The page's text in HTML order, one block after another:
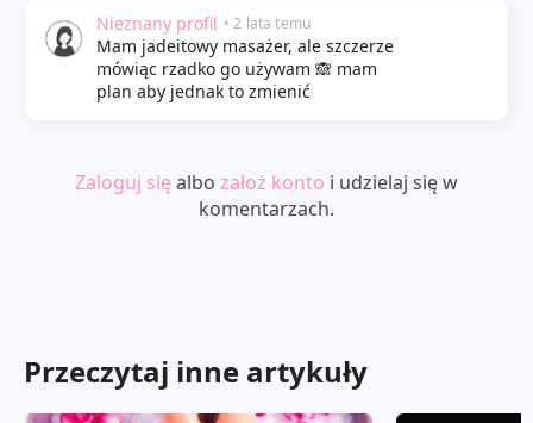
Nieznany profil • 2 lata temu
Mam jadeitowy masażer, ale szczerze
mówiąc rzadko go używam 🙈 mam
plan aby jednak to zmienić
Zaloguj się albo założ konto i udzielaj się w
komentarzach.
Przeczytaj inne artykuły